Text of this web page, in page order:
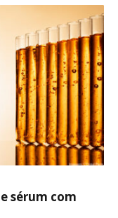
sérum com